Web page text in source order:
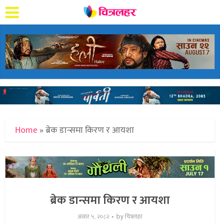
Home»ब्रेक डान्समा किरण र आयशा
ब्रेक डान्समा किरण र आयशा
असार ५, २०८२ byचित्रलहर